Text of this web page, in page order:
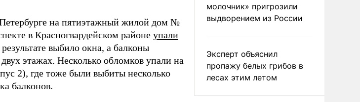
на пятиэтажный жилой дом №
в Красногвардейском районе упали
выбило окна, а балконы
этажах. Несколько обломков упали на
2), где тоже были выбиты несколько
балконов.
молочник» пригрозили
выдворением из России
Эксперт объяснил
пропажу белых грибов в
лесах этим летом